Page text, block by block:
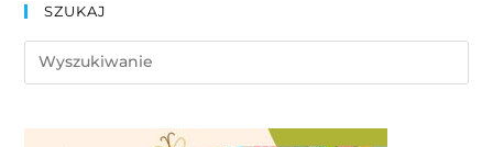
SZUKAJ